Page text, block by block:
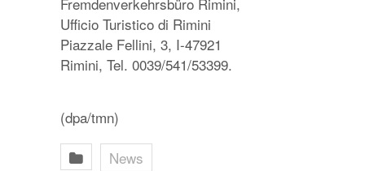
Ufficio Turistico di Rimini
Piazzale Fellini, 3, I-47921
Rimini, Tel. 0039/541/53399.
(dpa/tmn)
News